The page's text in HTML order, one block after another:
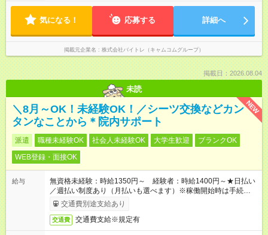
気になる！ 応募する 詳細へ
掲載元企業名 株式会社バイトレ（キャムコムグループ）
掲載日：2026.08.04
未読
NEW
＼8月～OK！未経験OK！／シーツ交換などカン
タンなことから＊院内サポート
派遣 職種未経験OK 社会人未経験OK 大学生歓迎
ブランクOK
WEB登録・面接OK
給与
無資格未経験：時給1350円～ 経験者：時給1400円～★日払い
／週払い制度あり（月払いも選べます）※稼働開始時は手続き完
了次第のお支払いとなります。
交通費別途支給あり
交通費 交通費支給※規定有